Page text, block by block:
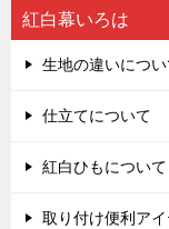
紅白幕いろは
生地の違いについ
仕立てについて
紅白ひもについて
取り付け便利ア